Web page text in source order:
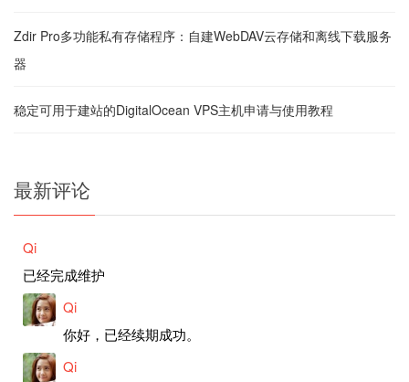
Zdir Pro多功能私有存储程序：自建WebDAV云存储和离线下载服务
器
稳定可用于建站的DigitalOcean VPS主机申请与使用教程
最新评论
Qi
已经完成维护
Qi
你好，已经续期成功。
Qi